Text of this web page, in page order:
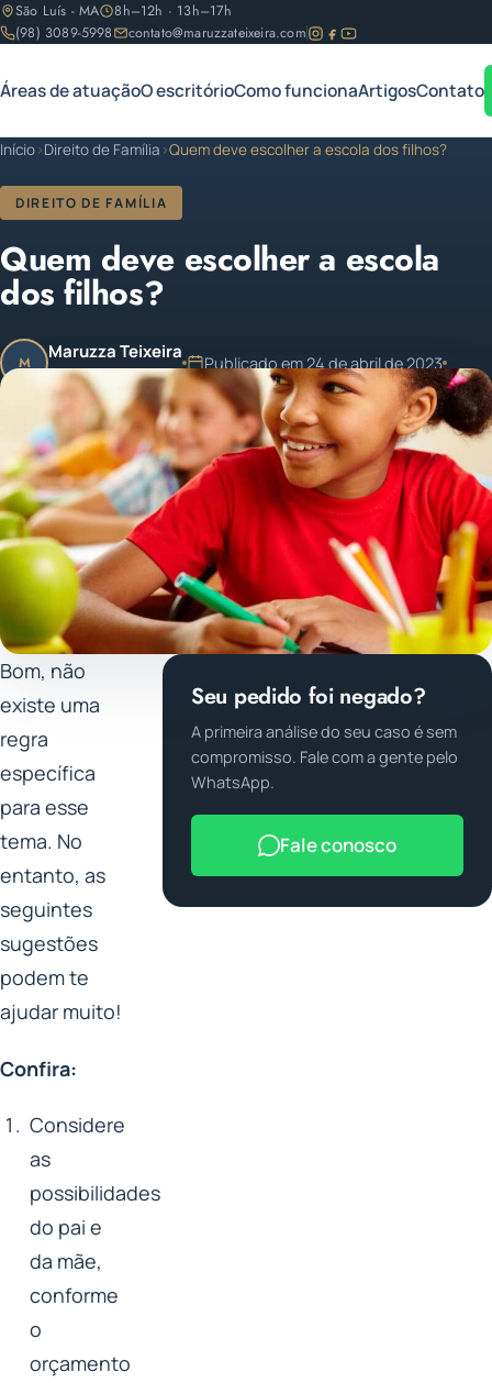
São Luís - MA
8h–12h · 13h–17h
(98) 3089-5998
contato@maruzzateixeira.com
Áreas de atuaçãoO escritórioComo funcionaArtigosContato
Início›Direito de Família ›Quem deve escolher a escola dos filhos?
DIREITO DE FAMÍLIA
Quem deve escolher a escola
dos filhos?
M Maruzza Teixeira
OAB/MA 11.810
Publicado em 24 de abril de 2023
1 min de leitura
Bom, não
existe uma
regra
específica
para esse
tema. No
entanto, as
seguintes
sugestões
podem te
ajudar muito!
Confira:
Considere
as
possibilidades
do pai e
da mãe,
conforme
o
orçamento
Seu pedido foi negado?
A primeira análise do seu caso é sem
compromisso. Fale com a gente pelo
WhatsApp.
Fale conosco